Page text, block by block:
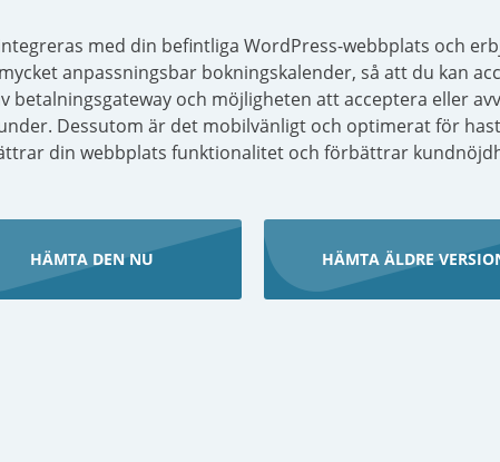
med din befintliga WordPress-webbplats och
anpassningsbar bokningskalender, så att du kan
och möjligheten att acceptera eller
Dessutom är det mobilvänligt och optimerat för
din webbplats funktionalitet och förbättrar
HÄMTA DEN NU HÄMTA ÄLDRE